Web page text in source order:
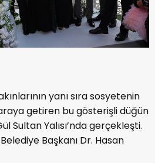
yanı sıra sosyetenin
getiren bu gösterişli düğün
Sultan Yalısı’nda gerçekleşti.
Başkanı Dr. Hasan